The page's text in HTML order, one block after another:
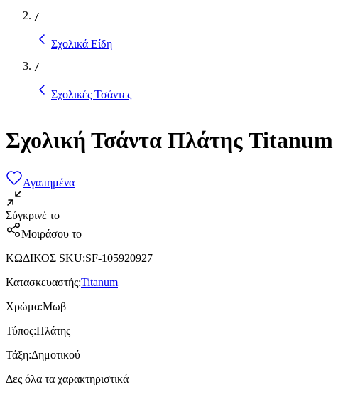
/
Σχολικά Είδη
/
Σχολικές Τσάντες
Σχολική Τσάντα Πλάτης
Αγαπημένα
Σύγκρινέ το
Μοιράσου το
ΚΩΔΙΚΟΣ SKU:SF-105920927
Κατασκευαστής:Titanum
Χρώμα:Μωβ
Τύπος:Πλάτης
Τάξη:Δημοτικού
Δες όλα τα χαρακτηριστικά